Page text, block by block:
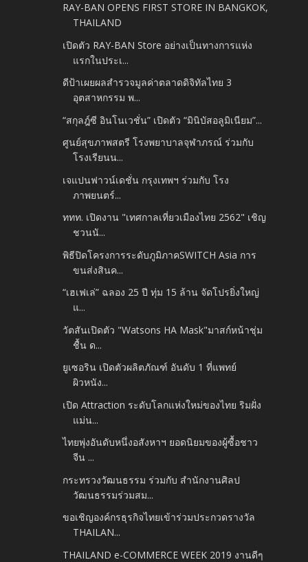
RAY-BAN OPENS FIRST STORE IN BANGKOK,
THAILAND
เปิดตัว RAY-BAN Store อย่างเป็นทางการแห่ง
แรกในประเ...
ดีป้าเผยผลสำรวจมูลค่าตลาดดิจิทัลไทย 3
อุตสาหกรรม พ...
“สกุลฎ์ซี อินโนเวชั่น” เปิดตัว “มินิบัสอลูมิเนียม”...
ศูนย์สุขภาพสตรี โรงพยาบาลจุฬาภรณ์ ร่วมกับ
โรงเรียนน...
เจแปนฟาวน์เดชั่น กรุงเทพฯ ร่วมกับ โรง
ภาพยนตร์...
ททท. เปิดงาน "เทศกาลเที่ยวเมืองไทย 2562" เชิญ
ชวนนั...
พิธีปิดโครงการระดับภูมิภาคSWITCH Asia การ
ขนส่งสินค...
“เฮเฟเล่” ฉลอง 25 ปี ทุ่ม 15 ล้าน จัดโปรยิ่งใหญ่
แ...
วัตสันเปิดตัว "Watsons HA Mask"มาสก์หน้าชุ่ม
ชื้น ด...
ยูเซอริน เปิดตัวผลิตภัณฑ์ อันดับ 1 ที่แพทย์
ผิวหนัง...
เปิด Attraction ระดับโลกแห่งใหม่ของไทย ริมฝั่ง
แม่น...
ไทยพุ่งอันดับหนึ่งอสังหาฯ ยอดนิยมของผู้ซื้อชาว
จีน ...
กระทรวงวัฒนธรรม ร่วมกับ สำนักงานศิลป
วัฒนธรรมร่วมสม...
ขอเชิญองค์กรธุรกิจไทยเข้าร่วมประกวดรางวัล
THAILAN...
THAILAND e-COMMERCE WEEK 2019 งานดีๆ